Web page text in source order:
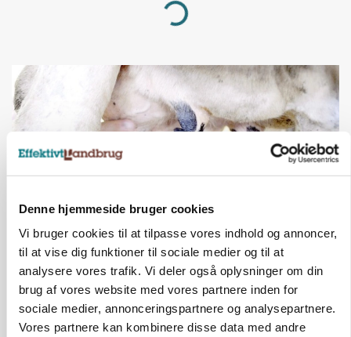
Denne hjemmeside bruger cookies
Vi bruger cookies til at tilpasse vores indhold og annoncer,
til at vise dig funktioner til sociale medier og til at
analysere vores trafik. Vi deler også oplysninger om din
brug af vores website med vores partnere inden for
sociale medier, annonceringspartnere og analysepartnere.
Vores partnere kan kombinere disse data med andre
Loading...
MARKED
Russisk mælkepris dykker 23 procent
Annonce